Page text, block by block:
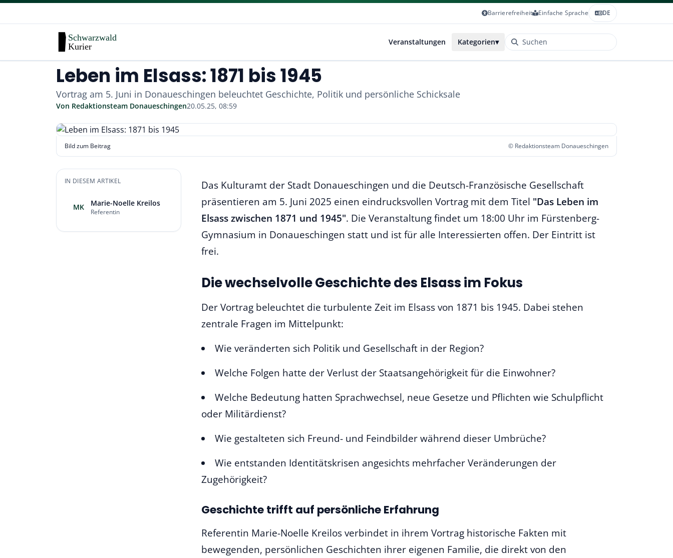
Barrierefreiheit Einfache Sprache DE
Veranstaltungen Kategorien▾
Leben im Elsass: 1871 bis 1945
Vortrag am 5. Juni in Donaueschingen beleuchtet Geschichte, Politik und persönliche Schicksale
Von Redaktionsteam Donaueschingen20.05.25, 08:59
Bild zum Beitrag © Redaktionsteam Donaueschingen
IN DIESEM ARTIKEL
MK Marie-Noelle Kreilos
Referentin
Das Kulturamt der Stadt Donaueschingen und die Deutsch-Französische Gesellschaft
präsentieren am 5. Juni 2025 einen eindrucksvollen Vortrag mit dem Titel "Das Leben im
Elsass zwischen 1871 und 1945". Die Veranstaltung findet um 18:00 Uhr im Fürstenberg-
Gymnasium in Donaueschingen statt und ist für alle Interessierten offen. Der Eintritt ist
frei.
Die wechselvolle Geschichte des Elsass im Fokus
Der Vortrag beleuchtet die turbulente Zeit im Elsass von 1871 bis 1945. Dabei stehen
zentrale Fragen im Mittelpunkt:
Wie veränderten sich Politik und Gesellschaft in der Region?
Welche Folgen hatte der Verlust der Staatsangehörigkeit für die Einwohner?
Welche Bedeutung hatten Sprachwechsel, neue Gesetze und Pflichten wie Schulpflicht
oder Militärdienst?
Wie gestalteten sich Freund- und Feindbilder während dieser Umbrüche?
Wie entstanden Identitätskrisen angesichts mehrfacher Veränderungen der
Zugehörigkeit?
Geschichte trifft auf persönliche Erfahrung
Referentin Marie-Noelle Kreilos verbindet in ihrem Vortrag historische Fakten mit
bewegenden, persönlichen Geschichten ihrer eigenen Familie, die direkt von den